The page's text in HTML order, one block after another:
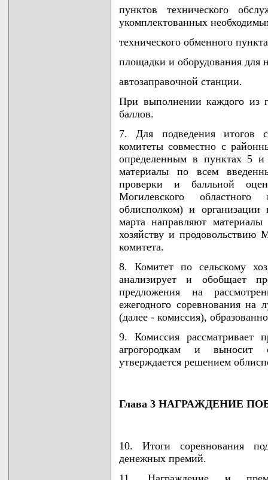
пунктов технического
укомплектованных
технического обменного
площадки и оборудования
автозаправочной станции.
При выполнении каждого из
баллов.
7. Для подведения итогов
комитеты совместно с
определенным в пунктах 5 и
материалы по всем
проверки и балльной
Могилевского
облисполком) и
марта направляют
хозяйству и продовольствию
комитета.
8. Комитет по сельскому
анализирует и обобщает
предложения на
ежегодного соревнования на
(далее - комиссия),
9. Комиссия рассматривает
агрогородкам и выносит
утверждается решением
Глава 3 НАГРАЖДЕНИЕ
10. Итоги соревнования
денежных премий.